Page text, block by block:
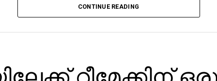
തിളങ്ങിയ ഒന്നാം ഭാഗം കേരളത്തില്‍
കളക്ഷന്‍ നേടി റെക്കോഡ് സൃഷ്ടിച്ചിരുന്നു.
സോഷ്യല്‍ മീഡിയയില്‍ ട്രെന്‍ഡായിരുന്നു.
മോഹന്‍ലാല്‍ മാത്രമല്ല, സുരാജ്
കോട്ടയം നസീര്‍, മിര്‍ന തുടങ്ങിയ മലയാള
CONTINUE READING